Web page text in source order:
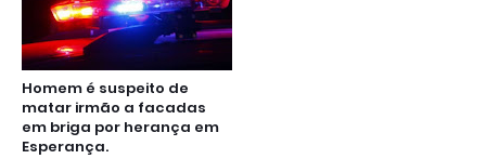
Homem é suspeito de
matar irmão a facadas
em briga por herança em
Esperança.